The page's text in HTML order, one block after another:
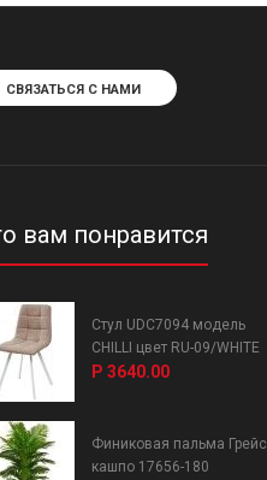
СВЯЗАТЬСЯ С НАМИ
вам понравится
Стул UDC7094 модель
CHILLI цвет RU-09/WHITE
Р 3640.00
Финиковая пальма Грейс
кашпо 17656-180